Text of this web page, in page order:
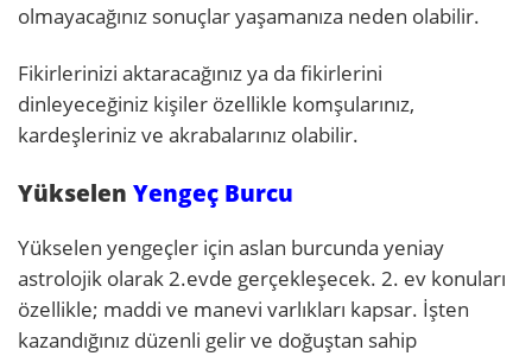
olmayacağınız sonuçlar yaşamanıza neden olabilir.
Fikirlerinizi aktaracağınız ya da fikirlerini
dinleyeceğiniz kişiler özellikle komşularınız,
kardeşleriniz ve akrabalarınız olabilir.
Yükselen Yengeç Burcu
Yükselen yengeçler için aslan burcunda yeniay
astrolojik olarak 2.evde gerçekleşecek. 2. ev konuları
özellikle; maddi ve manevi varlıkları kapsar. İşten
kazandığınız düzenli gelir ve doğuştan sahip